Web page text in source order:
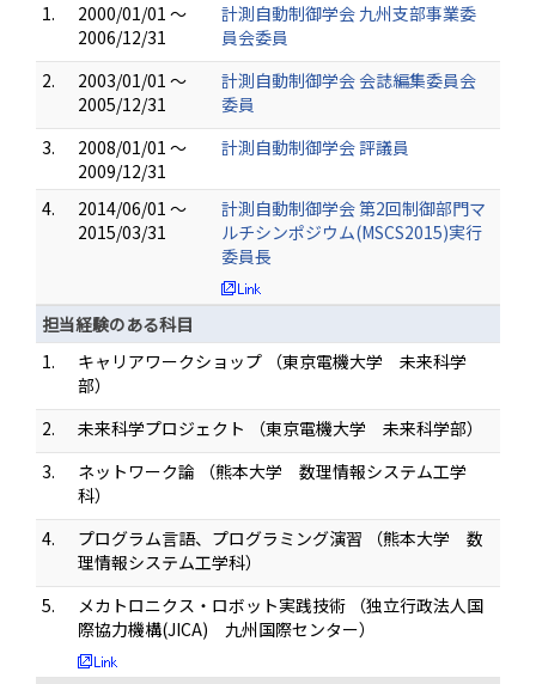
1.
2000/01/01 ～
2006/12/31
計測自動制御学会 九州支部事業委
員会委員
2.
2003/01/01 ～
2005/12/31
計測自動制御学会 会誌編集委員会
委員
3.
2008/01/01 ～
2009/12/31
計測自動制御学会 評議員
4.
2014/06/01 ～
2015/03/31
計測自動制御学会 第2回制御部門マ
ルチシンポジウム(MSCS2015)実行
委員長
担当経験のある科目
1.
キャリアワークショップ （東京電機大学 未来科学
部）
2.
未来科学プロジェクト （東京電機大学 未来科学部）
3.
ネットワーク論 （熊本大学 数理情報システム工学
科）
4.
プログラム言語、プログラミング演習 （熊本大学 数
理情報システム工学科）
5.
メカトロニクス・ロボット実践技術 （独立行政法人国
際協力機構(JICA) 九州国際センター）